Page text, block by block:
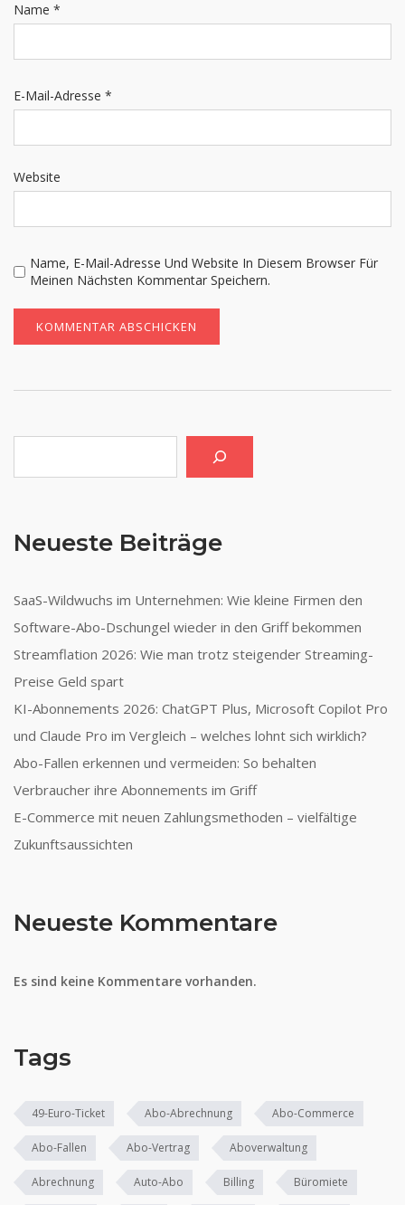
Name *
E-Mail-Adresse *
Website
Name, E-Mail-Adresse Und Website In Diesem Browser Für
Meinen Nächsten Kommentar Speichern.
Neueste Beiträge
SaaS-Wildwuchs im Unternehmen: Wie kleine Firmen den
Software-Abo-Dschungel wieder in den Griff bekommen
Streamflation 2026: Wie man trotz steigender Streaming-
Preise Geld spart
KI-Abonnements 2026: ChatGPT Plus, Microsoft Copilot Pro
und Claude Pro im Vergleich – welches lohnt sich wirklich?
Abo-Fallen erkennen und vermeiden: So behalten
Verbraucher ihre Abonnements im Griff
E-Commerce mit neuen Zahlungsmethoden – vielfältige
Zukunftsaussichten
Neueste Kommentare
Es sind keine Kommentare vorhanden.
Tags
49-Euro-Ticket Abo-Abrechnung Abo-Commerce
Abo-Fallen Abo-Vertrag Aboverwaltung
Abrechnung Auto-Abo Billing Büromiete